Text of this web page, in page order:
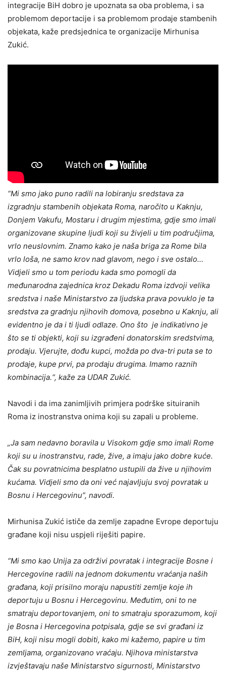
integracije BiH dobro je upoznata sa oba problema, i sa
problemom deportacije i sa problemom prodaje stambenih
objekata, kaže predsjednica te organizacije Mirhunisa
Zukić.
“Mi smo jako puno radili na lobiranju sredstava za
izgradnju stambenih objekata Roma, naročito u Kaknju,
Donjem Vakufu, Mostaru i drugim mjestima, gdje smo imali
organizovane skupine ljudi koji su živjeli u tim područjima,
vrlo neuslovnim. Znamo kako je naša briga za Rome bila
vrlo loša, ne samo krov nad glavom, nego i sve ostalo…
Vidjeli smo u tom periodu kada smo pomogli da
međunarodna zajednica kroz Dekadu Roma izdvoji velika
sredstva i naše Ministarstvo za ljudska prava povuklo je ta
sredstva za gradnju njihovih domova, posebno u Kaknju, ali
evidentno je da i ti ljudi odlaze. Ono što je indikativno je
što se ti objekti, koji su izgrađeni donatorskim sredstvima,
prodaju. Vjerujte, dođu kupci, možda po dva-tri puta se to
prodaje, kupe prvi, pa prodaju drugima. Imamo raznih
kombinacija.“, kaže za UDAR Zukić.
Navodi i da ima zanimljivih primjera podrške situiranih
Roma iz inostranstva onima koji su zapali u probleme.
„Ja sam nedavno boravila u Visokom gdje smo imali Rome
koji su u inostranstvu, rade, žive, a imaju jako dobre kuće.
Čak su povratnicima besplatno ustupili da žive u njihovim
kućama. Vidjeli smo da oni već najavljuju svoj povratak u
Bosnu i Hercegovinu”, navodi.
Mirhunisa Zukić ističe da zemlje zapadne Evrope deportuju
građane koji nisu uspjeli riješiti papire.
“Mi smo kao Unija za održivi povratak i integracije Bosne i
Hercegovine radili na jednom dokumentu vraćanja naših
građana, koji prisilno moraju napustiti zemlje koje ih
deportuju u Bosnu i Hercegovinu. Međutim, oni to ne
smatraju deportovanjem, oni to smatraju sporazumom, koji
je Bosna i Hercegovina potpisala, gdje se svi građani iz
BiH, koji nisu mogli dobiti, kako mi kažemo, papire u tim
zemljama, organizovano vraćaju. Njihova ministarstva
izvještavaju naše Ministarstvo sigurnosti, Ministarstvo